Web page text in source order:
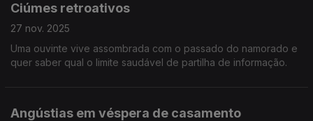
Ciúmes retroativos
27 nov. 2025
Uma ouvinte vive assombrada com o passado do namorado e
quer saber qual o limite saudável de partilha de informação.
Angústias em véspera de casamento